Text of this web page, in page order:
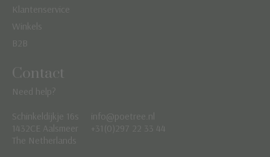
Klantenservice
Winkels
B2B
Contact
Need help?
Schinkeldijkje 16s
1432CE Aalsmeer
The Netherlands
info@poetree.nl
+31(0)297 22 33 44
Nederlands